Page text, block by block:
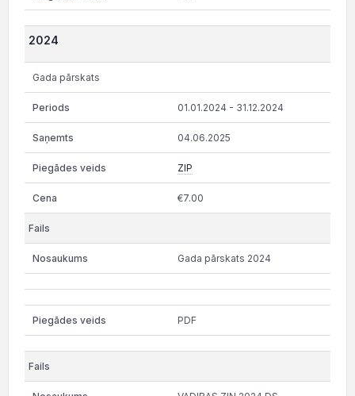
2024
Gada pārskats
01.01.2024 - 31.12.2024
04.06.2025
ZIP
€7.00
Gada pārskats 2024
PDF